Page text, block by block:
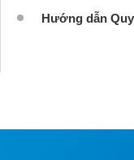
Hướng dẫn